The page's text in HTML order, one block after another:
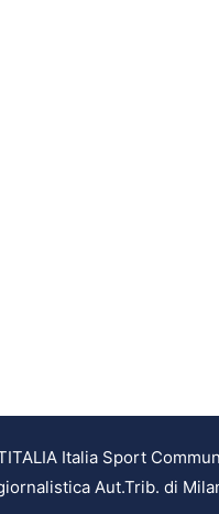
Italia Sport
Aut.Trib. di